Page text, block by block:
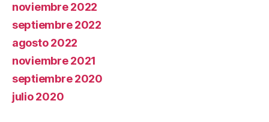
noviembre 2022
septiembre 2022
agosto 2022
noviembre 2021
septiembre 2020
julio 2020